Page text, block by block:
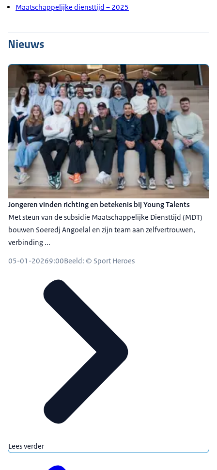
Maatschappelijke diensttijd – 2025
Nieuws
Jongeren vinden richting en betekenis bij Young Talents
Met steun van de subsidie Maatschappelijke Diensttijd (MDT)
bouwen Soeredj Angoelal en zijn team aan zelfvertrouwen,
verbinding ...
05-01-20269:00Beeld: © Sport Heroes
Lees verder